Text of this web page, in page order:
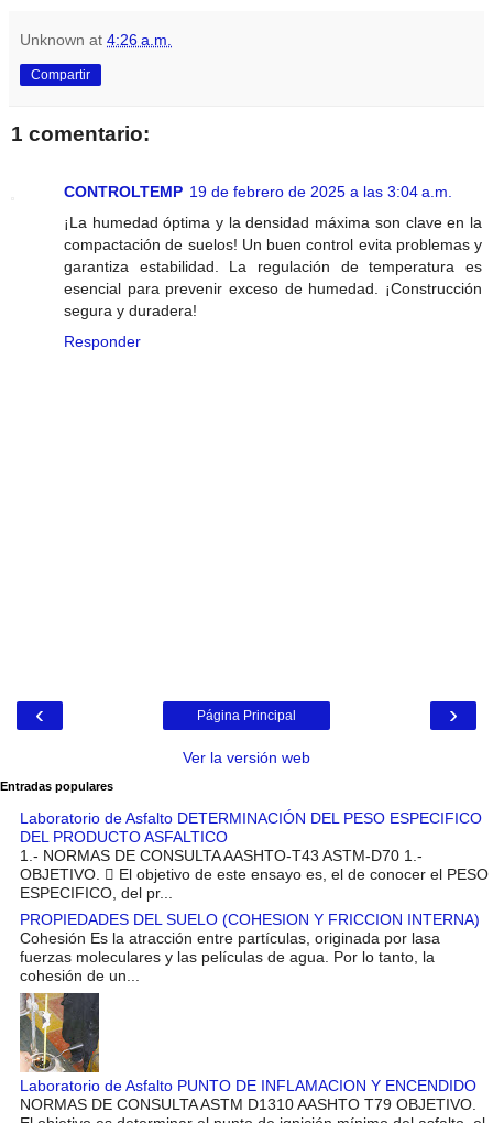
Unknown at 4:26 a.m.
Compartir
1 comentario:
CONTROLTEMP 19 de febrero de 2025 a las 3:04 a.m.
¡La humedad óptima y la densidad máxima son clave en la
compactación de suelos! Un buen control evita problemas y
garantiza estabilidad. La regulación de temperatura es
esencial para prevenir exceso de humedad. ¡Construcción
segura y duradera!
Responder
‹ ›
Página Principal
Ver la versión web
Entradas populares
Laboratorio de Asfalto DETERMINACIÓN DEL PESO ESPECIFICO
DEL PRODUCTO ASFALTICO
1.- NORMAS DE CONSULTA AASHTO-T43 ASTM-D70 1.-
OBJETIVO.  El objetivo de este ensayo es, el de conocer el PESO
ESPECIFICO, del pr...
PROPIEDADES DEL SUELO (COHESION Y FRICCION INTERNA)
Cohesión Es la atracción entre partículas, originada por lasa
fuerzas moleculares y las películas de agua. Por lo tanto, la
cohesión de un...
Laboratorio de Asfalto PUNTO DE INFLAMACION Y ENCENDIDO
NORMAS DE CONSULTA ASTM D1310 AASHTO T79 OBJETIVO.